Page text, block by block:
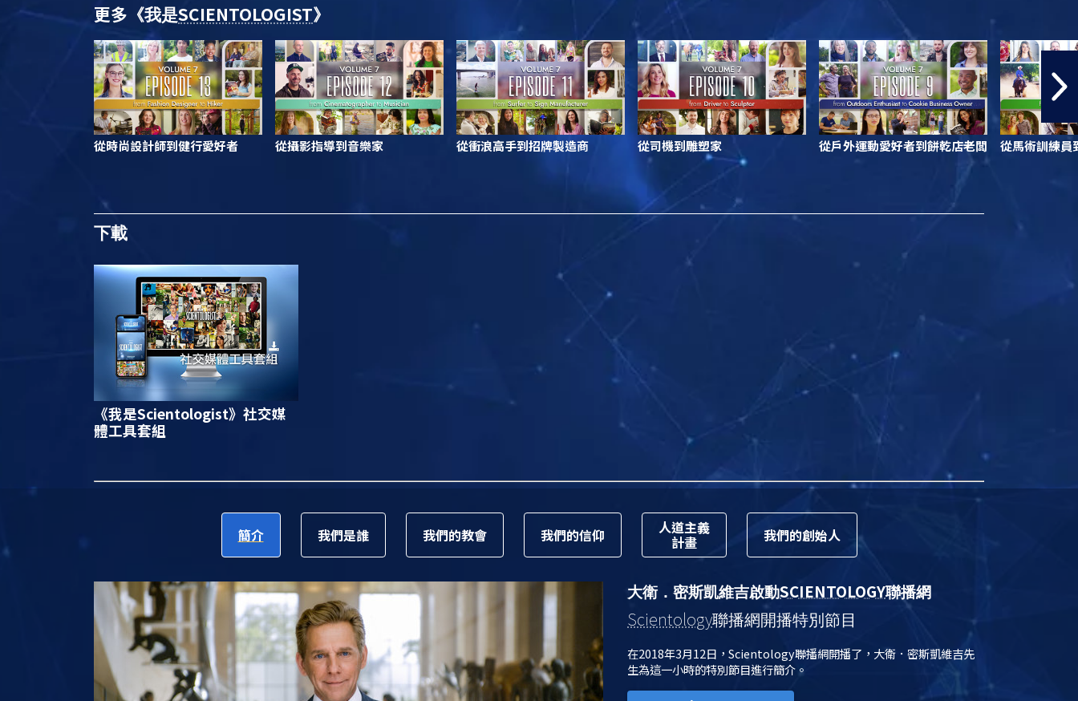
更多 《我是SCIENTOLOGIST》
從時尚設計師到健行愛好者 從攝影指導到音樂家 從衝浪高手到招牌製造商 從司機到雕塑家 從戶外運動愛好者到餅乾店老闆 從馬術訓練員
下載
《我是Scientologist》 社交媒
體工具套組
簡介 我們是誰 我們的教會 我們的信仰 人道主義
計畫 我們的創始人
大衛．密斯凱維吉啟動SCIENTOLOGY聯播網
Scientology聯播網開播特別節目
在2018年3月12日，Scientology聯播網開播了，大衛．密斯凱維吉先
生為這一小時的特別節目進行簡介。